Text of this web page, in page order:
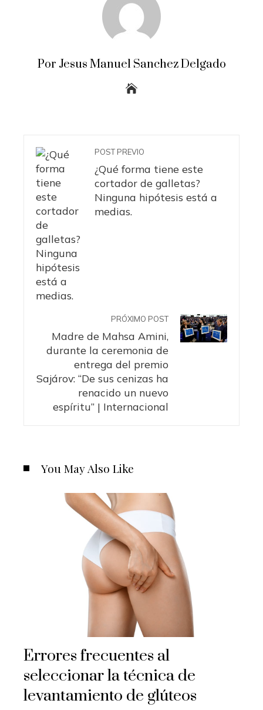
Por Jesus Manuel Sanchez Delgado
POST PREVIO
¿Qué forma tiene este
cortador de galletas?
Ninguna hipótesis está a
medias.
PRÓXIMO POST
Madre de Mahsa Amini,
durante la ceremonia de
entrega del premio
Sajárov: “De sus cenizas ha
renacido un nuevo
espíritu” | Internacional
You May Also Like
Errores frecuentes al
seleccionar la técnica de
levantamiento de glúteos